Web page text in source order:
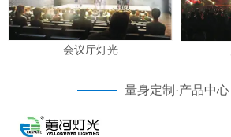
会议厅灯光
量身定制·产品中心